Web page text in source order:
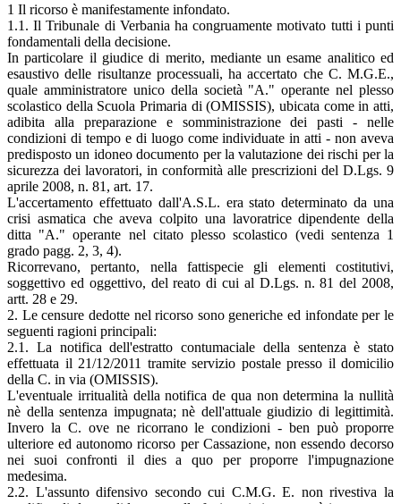
1 Il ricorso è manifestamente infondato.
1.1. Il Tribunale di Verbania ha congruamente motivato tutti i punti
fondamentali della decisione.
In particolare il giudice di merito, mediante un esame analitico ed
esaustivo delle risultanze processuali, ha accertato che C. M.G.E.,
quale amministratore unico della società "A." operante nel plesso
scolastico della Scuola Primaria di (OMISSIS), ubicata come in atti,
adibita alla preparazione e somministrazione dei pasti - nelle
condizioni di tempo e di luogo come individuate in atti - non aveva
predisposto un idoneo documento per la valutazione dei rischi per la
sicurezza dei lavoratori, in conformità alle prescrizioni del D.Lgs. 9
aprile 2008, n. 81, art. 17.
L'accertamento effettuato dall'A.S.L. era stato determinato da una
crisi asmatica che aveva colpito una lavoratrice dipendente della
ditta "A." operante nel citato plesso scolastico (vedi sentenza 1
grado pagg. 2, 3, 4).
Ricorrevano, pertanto, nella fattispecie gli elementi costitutivi,
soggettivo ed oggettivo, del reato di cui al D.Lgs. n. 81 del 2008,
artt. 28 e 29.
2. Le censure dedotte nel ricorso sono generiche ed infondate per le
seguenti ragioni principali:
2.1. La notifica dell'estratto contumaciale della sentenza è stato
effettuata il 21/12/2011 tramite servizio postale presso il domicilio
della C. in via (OMISSIS).
L'eventuale irritualità della notifica de qua non determina la nullità
nè della sentenza impugnata; nè dell'attuale giudizio di legittimità.
Invero la C. ove ne ricorrano le condizioni - ben può proporre
ulteriore ed autonomo ricorso per Cassazione, non essendo decorso
nei suoi confronti il dies a quo per proporre l'impugnazione
medesima.
2.2. L'assunto difensivo secondo cui C.M.G. E. non rivestiva la